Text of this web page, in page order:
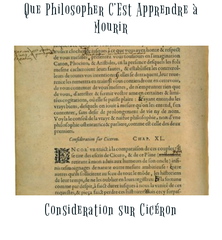
Que Philosopher C’Est Apprendre à
Mourir
Consideration sur Cicéron